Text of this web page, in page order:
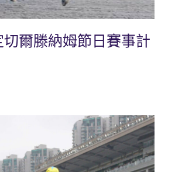
爾滕納姆節日賽事計